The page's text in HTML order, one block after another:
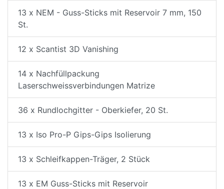
13 x NEM - Guss-Sticks mit Reservoir 7 mm, 150
St.
12 x Scantist 3D Vanishing
14 x Nachfüllpackung
Laserschweissverbindungen Matrize
36 x Rundlochgitter - Oberkiefer, 20 St.
13 x Iso Pro-P Gips-Gips Isolierung
13 x Schleifkappen-Träger, 2 Stück
13 x EM Guss-Sticks mit Reservoir